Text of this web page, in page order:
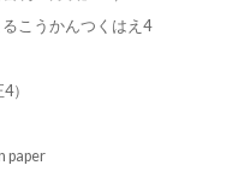
こうかんつくはえ4
）
paper